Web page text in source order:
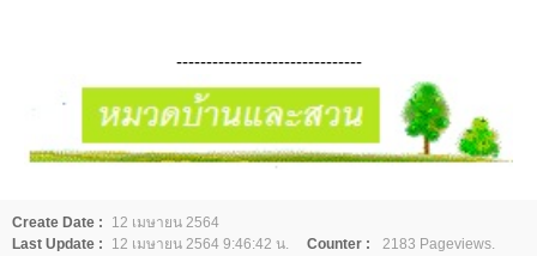
-------------------------------
Create Date :
12 เมษายน 2564
Last Update :
12 เมษายน 2564 9:46:42 น. Counter :
2183 Pageviews.